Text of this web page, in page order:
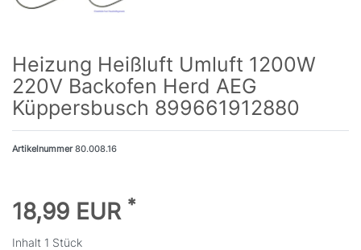
Heizung Heißluft Umluft 1200W
220V Backofen Herd AEG
Küppersbusch 899661912880
Artikelnummer80.008.16
18,99 EUR *
Inhalt 1 Stück